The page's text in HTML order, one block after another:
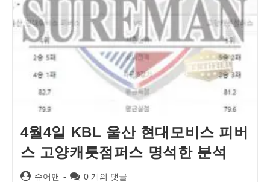
4월4일 KBL 울산 현대모비스 피버
스 고양캐롯점퍼스 명석한 분석
Post슈어맨
Post0 개의 댓글